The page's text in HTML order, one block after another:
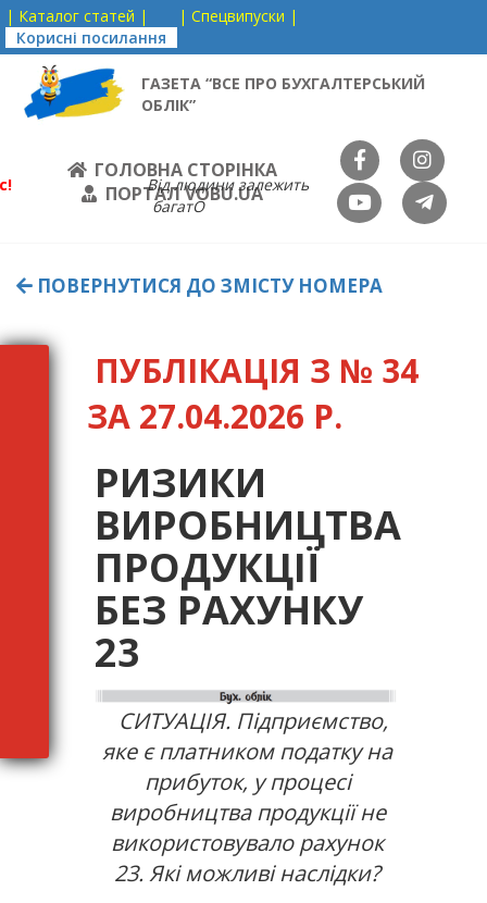
| Каталог статей |
| Спецвипуски |
Корисні посилання
ГАЗЕТА “ВСЕ ПРО БУХГАЛТЕРСЬКИЙ
ОБЛІК”
ГОЛОВНА СТОРІНКА
ПОРТАЛ VOBU.UA
Від людини залежить
багатО
ПОВЕРНУТИСЯ ДО ЗМІСТУ НОМЕРА
ПУБЛІКАЦІЯ З № 34
ЗА 27.04.2026 Р.
РИЗИКИ
ВИРОБНИЦТВА
ПРОДУКЦІЇ
БЕЗ РАХУНКУ
23
СИТУАЦІЯ. Підприємство,
яке є платником податку на
прибуток, у процесі
виробництва продукції не
використовувало рахунок
23. Які можливі наслідки?